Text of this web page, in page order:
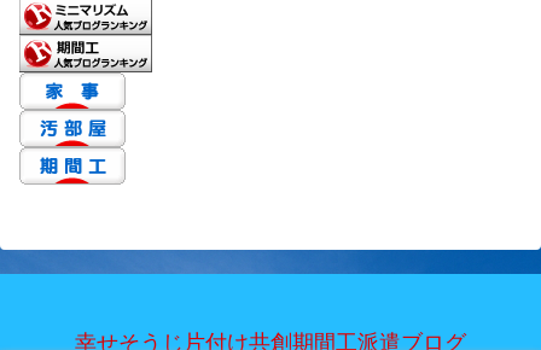
幸せそうじ片付け共創期間工派遣ブログ